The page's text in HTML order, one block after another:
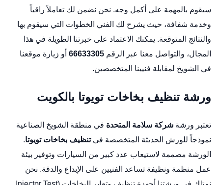
سيقوم بالمهمة على أكمل وجه. نحن نضمن لك تعاملاً راقياً
وخدمة شفافة، حيث يشرح لك الفني الخطوات التي سيقوم بها
والنتائج المتوقعة. يمكنك الاعتماد على خبرتنا الطويلة في هذا
المجال، والتواصل معنا عبر الرقم 66633305أو زيارة موقعنا
في الشويخ لمقابلة فنيينا المتخصصين.
ورشة تنظيف بخاخات تويوتا بالكويت
تعتبر ورشة شركة سلامة المتحدة في منطقة الشويخ الصناعية
نموذجاً للورش الحديثة المتخصصة فيتنظيف بخاخات تويوتا.
الورشة مصممة لاستيعاب عدد كبير من السيارات وتوفير بيئة
عمل منظمة ونظيفة تساعد الفنيين على الإبداع والدقة. نحن